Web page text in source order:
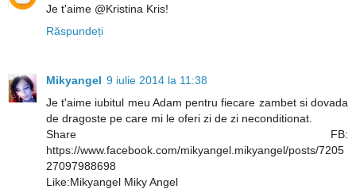
Je t'aime @Kristina Kris!
Răspundeți
Mikyangel 9 iulie 2014 la 11:38
Je t'aime iubitul meu Adam pentru fiecare zambet si dovada
de dragoste pe care mi le oferi zi de zi neconditionat.
Share FB:
https://www.facebook.com/mikyangel.mikyangel/posts/7205
27097988698
Like:Mikyangel Miky Angel